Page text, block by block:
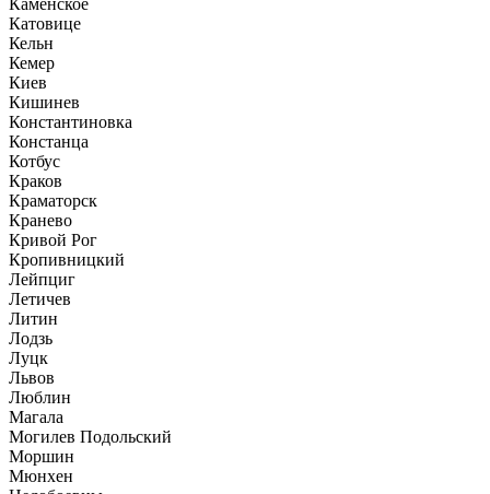
Каменское
Катовице
Кельн
Кемер
Киев
Кишинев
Константиновка
Констанца
Котбус
Краков
Краматорск
Кранево
Кривой Рог
Кропивницкий
Лейпциг
Летичев
Литин
Лодзь
Луцк
Львов
Люблин
Магала
Могилев Подольский
Моршин
Мюнхен